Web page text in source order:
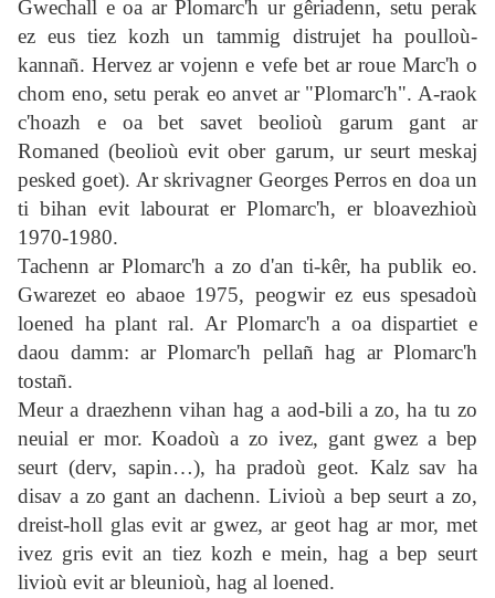
Gwechall e oa ar Plomarc'h ur gêriadenn, setu perak
ez eus tiez kozh un tammig distrujet ha poulloù-
kannañ. Hervez ar vojenn e vefe bet ar roue Marc'h o
chom eno, setu perak eo anvet ar "Plomarc'h". A-raok
c'hoazh e oa bet savet beolioù garum gant ar
Romaned (beolioù evit ober garum, ur seurt meskaj
pesked goet). Ar skrivagner Georges Perros en doa un
ti bihan evit labourat er Plomarc'h, er bloavezhioù
1970-1980.
Tachenn ar Plomarc'h a zo d'an ti-kêr, ha publik eo.
Gwarezet eo abaoe 1975, peogwir ez eus spesadoù
loened ha plant ral. Ar Plomarc'h a oa dispartiet e
daou damm: ar Plomarc'h pellañ hag ar Plomarc'h
tostañ.
Meur a draezhenn vihan hag a aod-bili a zo, ha tu zo
neuial er mor. Koadoù a zo ivez, gant gwez a bep
seurt (derv, sapin…), ha pradoù geot. Kalz sav ha
disav a zo gant an dachenn. Livioù a bep seurt a zo,
dreist-holl glas evit ar gwez, ar geot hag ar mor, met
ivez gris evit an tiez kozh e mein, hag a bep seurt
livioù evit ar bleunioù, hag al loened.